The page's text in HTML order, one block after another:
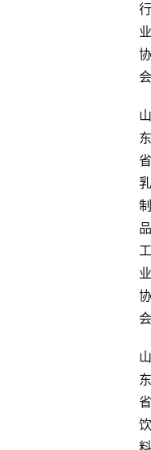
行
业
协
会
山
东
省
乳
制
品
工
业
协
会
山
东
省
饮
料